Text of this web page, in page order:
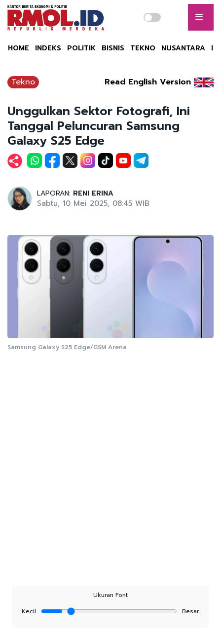
HOME INDEKS POLITIK BISNIS TEKNO NUSANTARA
Tekno Read English Version
Unggulkan Sektor Fotografi, Ini
Tanggal Peluncuran Samsung
Galaxy S25 Edge
LAPORAN: RENI ERINA
Sabtu, 10 Mei 2025, 08:45 WIB
Samsung Galaxy S25 Edge/GSM Arena
Ukuran Font
Kecil
Besar